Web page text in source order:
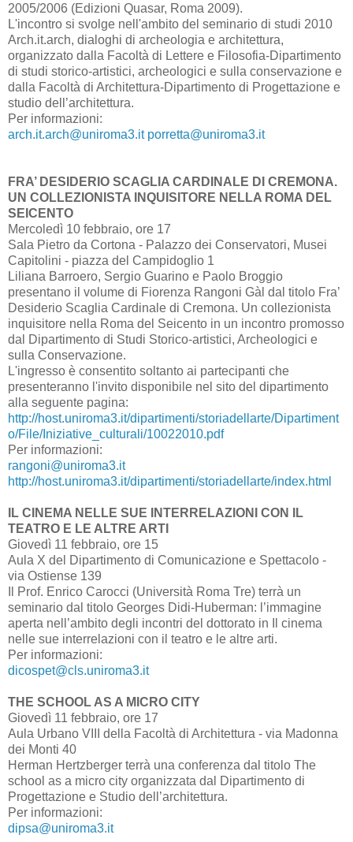
2005/2006 (Edizioni Quasar, Roma 2009).
L'incontro si svolge nell'ambito del seminario di studi 2010
Arch.it.arch, dialoghi di archeologia e architettura,
organizzato dalla Facoltà di Lettere e Filosofia-Dipartimento
di studi storico-artistici, archeologici e sulla conservazione e
dalla Facoltà di Architettura-Dipartimento di Progettazione e
studio dell’architettura.
Per informazioni:
arch.it.arch@uniroma3.it porretta@uniroma3.it
FRA’ DESIDERIO SCAGLIA CARDINALE DI CREMONA.
UN COLLEZIONISTA INQUISITORE NELLA ROMA DEL
SEICENTO
Mercoledì 10 febbraio, ore 17
Sala Pietro da Cortona - Palazzo dei Conservatori, Musei
Capitolini - piazza del Campidoglio 1
Liliana Barroero, Sergio Guarino e Paolo Broggio
presentano il volume di Fiorenza Rangoni Gàl dal titolo Fra’
Desiderio Scaglia Cardinale di Cremona. Un collezionista
inquisitore nella Roma del Seicento in un incontro promosso
dal Dipartimento di Studi Storico-artistici, Archeologici e
sulla Conservazione.
L'ingresso è consentito soltanto ai partecipanti che
presenteranno l'invito disponibile nel sito del dipartimento
alla seguente pagina:
http://host.uniroma3.it/dipartimenti/storiadellarte/Dipartiment
o/File/Iniziative_culturali/10022010.pdf
Per informazioni:
rangoni@uniroma3.it
http://host.uniroma3.it/dipartimenti/storiadellarte/index.html
IL CINEMA NELLE SUE INTERRELAZIONI CON IL
TEATRO E LE ALTRE ARTI
Giovedì 11 febbraio, ore 15
Aula X del Dipartimento di Comunicazione e Spettacolo -
via Ostiense 139
Il Prof. Enrico Carocci (Università Roma Tre) terrà un
seminario dal titolo Georges Didi-Huberman: l’immagine
aperta nell’ambito degli incontri del dottorato in Il cinema
nelle sue interrelazioni con il teatro e le altre arti.
Per informazioni:
dicospet@cls.uniroma3.it
THE SCHOOL AS A MICRO CITY
Giovedì 11 febbraio, ore 17
Aula Urbano VIII della Facoltà di Architettura - via Madonna
dei Monti 40
Herman Hertzberger terrà una conferenza dal titolo The
school as a micro city organizzata dal Dipartimento di
Progettazione e Studio dell’architettura.
Per informazioni:
dipsa@uniroma3.it